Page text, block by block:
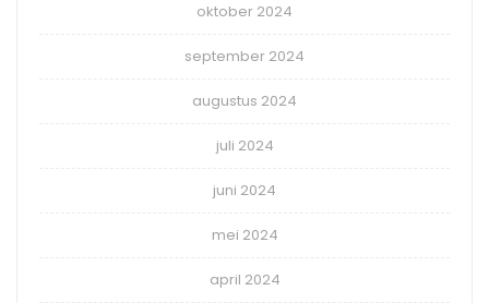
oktober 2024
september 2024
augustus 2024
juli 2024
juni 2024
mei 2024
april 2024